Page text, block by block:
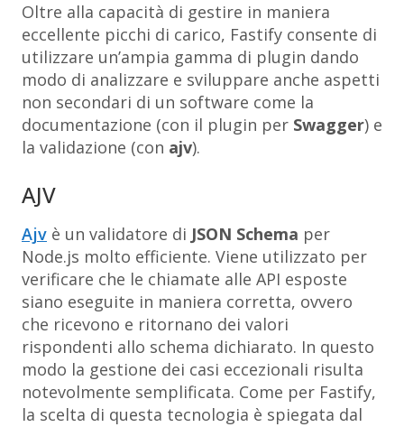
Oltre alla capacità di gestire in maniera
eccellente picchi di carico, Fastify consente di
utilizzare un’ampia gamma di plugin dando
modo di analizzare e sviluppare anche aspetti
non secondari di un software come la
documentazione (con il plugin per Swagger) e
la validazione (con ajv).
AJV
Ajv è un validatore di JSON Schema per
Node.js molto efficiente. Viene utilizzato per
verificare che le chiamate alle API esposte
siano eseguite in maniera corretta, ovvero
che ricevono e ritornano dei valori
rispondenti allo schema dichiarato. In questo
modo la gestione dei casi eccezionali risulta
notevolmente semplificata. Come per Fastify,
la scelta di questa tecnologia è spiegata dal